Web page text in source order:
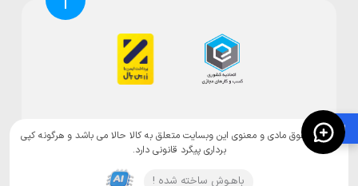
🛍️
تمامی حقوق مادی و معنوی این وبسایت متعلق به کالا حالا می باشد و هرگونه کپی
برداری پیگرد قانونی دارد.
باهـوش ساخته شده !